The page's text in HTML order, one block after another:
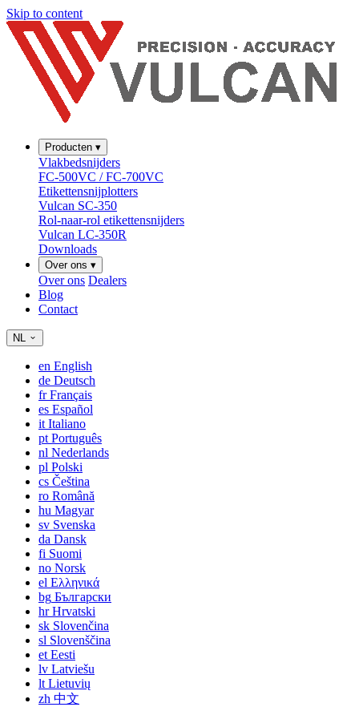
Skip to content
Producten ▾
Vlakbedsnijders
FC-500VC / FC-700VC
Etikettensnijplotters
Vulcan SC-350
Rol-naar-rol etikettensnijders
Vulcan LC-350R
Downloads
Over ons ▾
Over ons Dealers
Blog
Contact
NL
en English
de Deutsch
frFrançais
es Español
it Italiano
pt Português
nl Nederlands
pl Polski
cs Čeština
ro Română
hu Magyar
sv Svenska
da Dansk
fi Suomi
no Norsk
el Ελληνικά
bg Български
hrHrvatski
sk Slovenčina
sl Slovenščina
et Eesti
lv Latviešu
lt Lietuvių
zh 中文